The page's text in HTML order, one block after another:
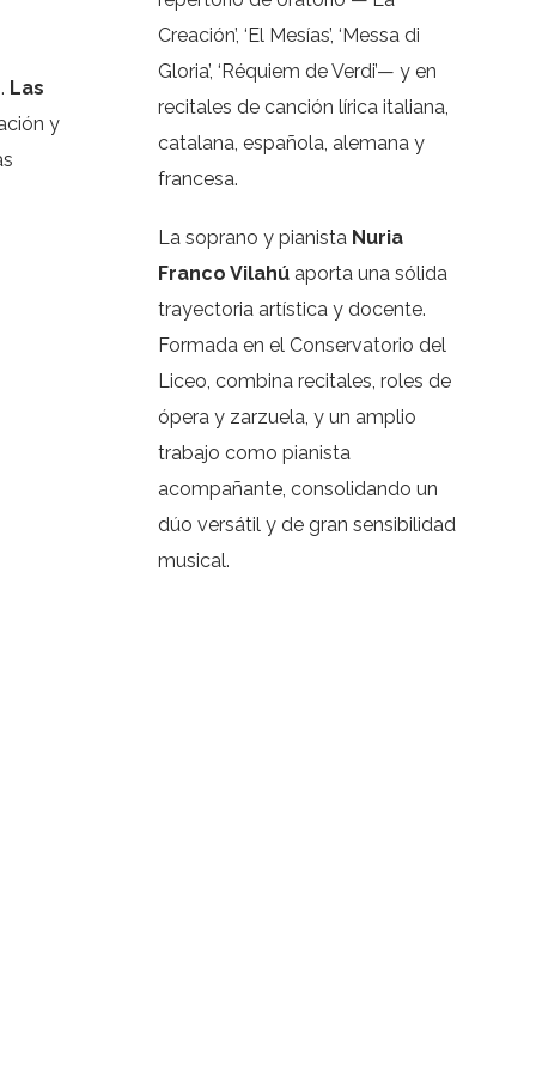
Las
y
Creación’, ‘El Mesías’, ‘Messa di
Gloria’, ‘Réquiem de Verdi’— y en
recitales de canción lírica italiana,
catalana, española, alemana y
francesa.
La soprano y pianista Nuria
Franco Vilahú aporta una sólida
trayectoria artística y docente.
Formada en el Conservatorio del
Liceo, combina recitales, roles de
ópera y zarzuela, y un amplio
trabajo como pianista
acompañante, consolidando un
dúo versátil y de gran sensibilidad
musical.